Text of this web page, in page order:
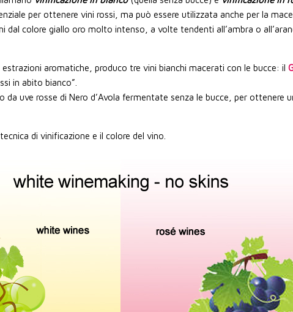
per ottenere vini rossi, ma può essere utilizzata anche per la
dal colore giallo oro molto intenso, a volte tendenti all’ambra o
aromatiche, produco tre vini bianchi macerati con le bucce: il
in abito bianco”.
da uve rosse di Nero d’Avola fermentate senza le bucce, per ottenere
di vinificazione e il colore del vino.